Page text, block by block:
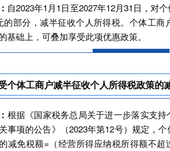
自2023年1月1日至2027年12月31日，对
的部分，减半征收个人所得税。个体工
基础上，可叠加享受此项优惠政策。
个体工商户减半征收个人所得税政策的
根据《国家税务总局关于进一步落实支
事项的公告》（2023年第12号）规定，
减免税额=（经营所得应纳税所得额不